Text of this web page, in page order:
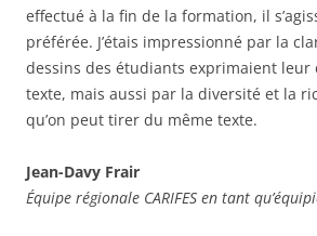
effectué à la fin de la formation, il
préférée. J’étais impressionné par la
dessins des étudiants exprimaient leur
texte, mais aussi par la diversité et la
qu’on peut tirer du même texte.
Jean-Davy Frair
Équipe régionale CARIFES en tant